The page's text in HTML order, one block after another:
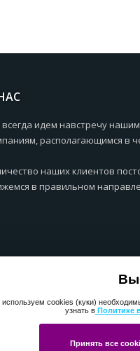
cookies (куки)
узнать вПолитике
Принять все
идем навстречу
располагающимся в
наших клиентов
в правильном